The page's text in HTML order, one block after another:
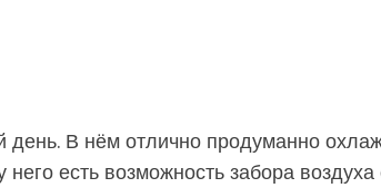
В нём отлично продуманно
есть возможность забора воздуха